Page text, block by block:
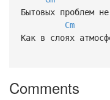
Бытовых проблем
Cm
Как в слоях
Comments